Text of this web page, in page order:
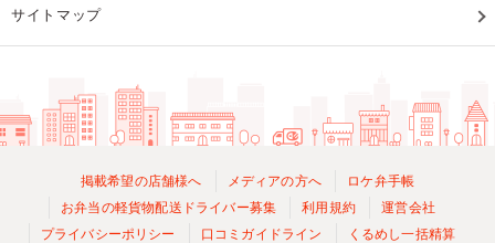
サイトマップ
掲載希望の店舗様へ メディアの方へ
ロケ弁手帳
お弁当の軽貨物配送ドライバー募集
利用規約
運営会社
プライバシーポリシー
口コミガイドライン くるめし一括精算